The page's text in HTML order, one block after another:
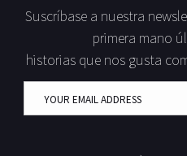
Suscríbase a nuestra
primera mano
historias que nos gusta